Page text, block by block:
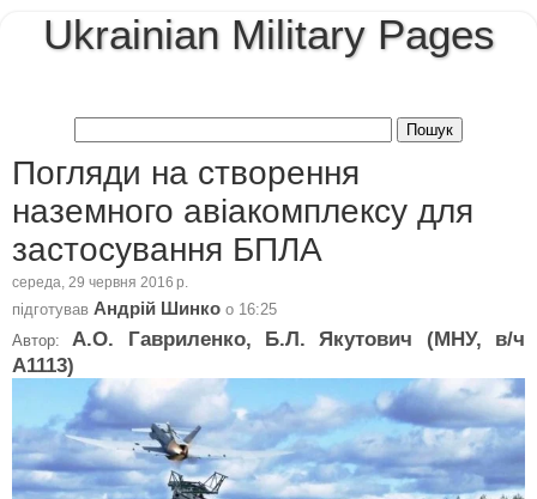
Ukrainian Military Pages
Погляди на створення
наземного авіакомплексу для
застосування БПЛА
середа, 29 червня 2016 р.
підготував Андрій Шинко о 16:25
Автор:А.О. Гавриленко, Б.Л. Якутович (МНУ, в/ч
А1113)